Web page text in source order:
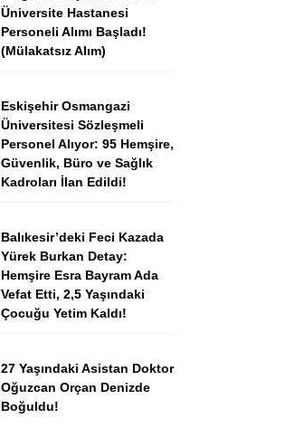
Tercih Robotu (Lise)
Üniversite Hastanesi
Personeli Alımı Başladı!
(Mülakatsız Alım)
Eskişehir Osmangazi
Üniversitesi Sözleşmeli
Personel Alıyor: 95 Hemşire,
Güvenlik, Büro ve Sağlık
Kadroları İlan Edildi!
Balıkesir’deki Feci Kazada
Yürek Burkan Detay:
Hemşire Esra Bayram Ada
Vefat Etti, 2,5 Yaşındaki
Çocuğu Yetim Kaldı!
27 Yaşındaki Asistan Doktor
Oğuzcan Orçan Denizde
Boğuldu!